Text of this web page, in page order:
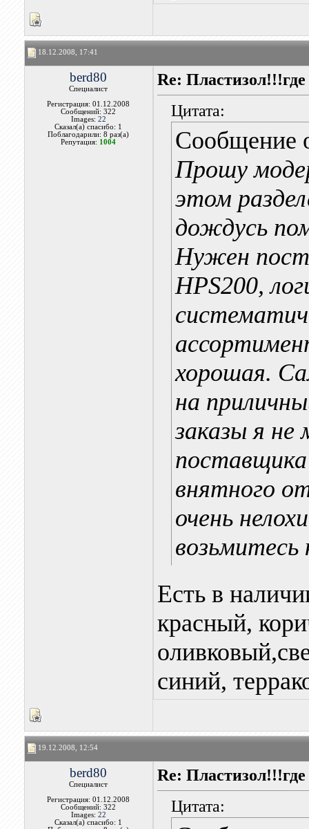
18.12.2008, 17:41
berd80
Специалист
Регистрация: 01.12.2008
Сообщений: 322
Images: 22
Сказал(а) спасибо: 1
Поблагодарили: 8 раз(а)
Репутация: 1004
Re:
Цитата:
Сообщение
Прошу
этом
дождусь
Нужен
HPS200,
хорошая.
на
заказы я не
внятного
очень
Есть в
красный,
синий,
19.12.2008, 12:54
berd80
Специалист
Регистрация: 01.12.2008
Сообщений: 322
Images: 22
Сказал(а) спасибо: 1
Re:
Цитата: